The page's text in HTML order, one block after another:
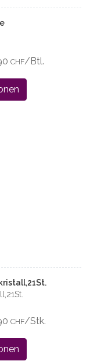
CHF/Btl.
CHF/Stk.